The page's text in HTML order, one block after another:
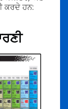
ਕਰਦੇ ਹਨ: